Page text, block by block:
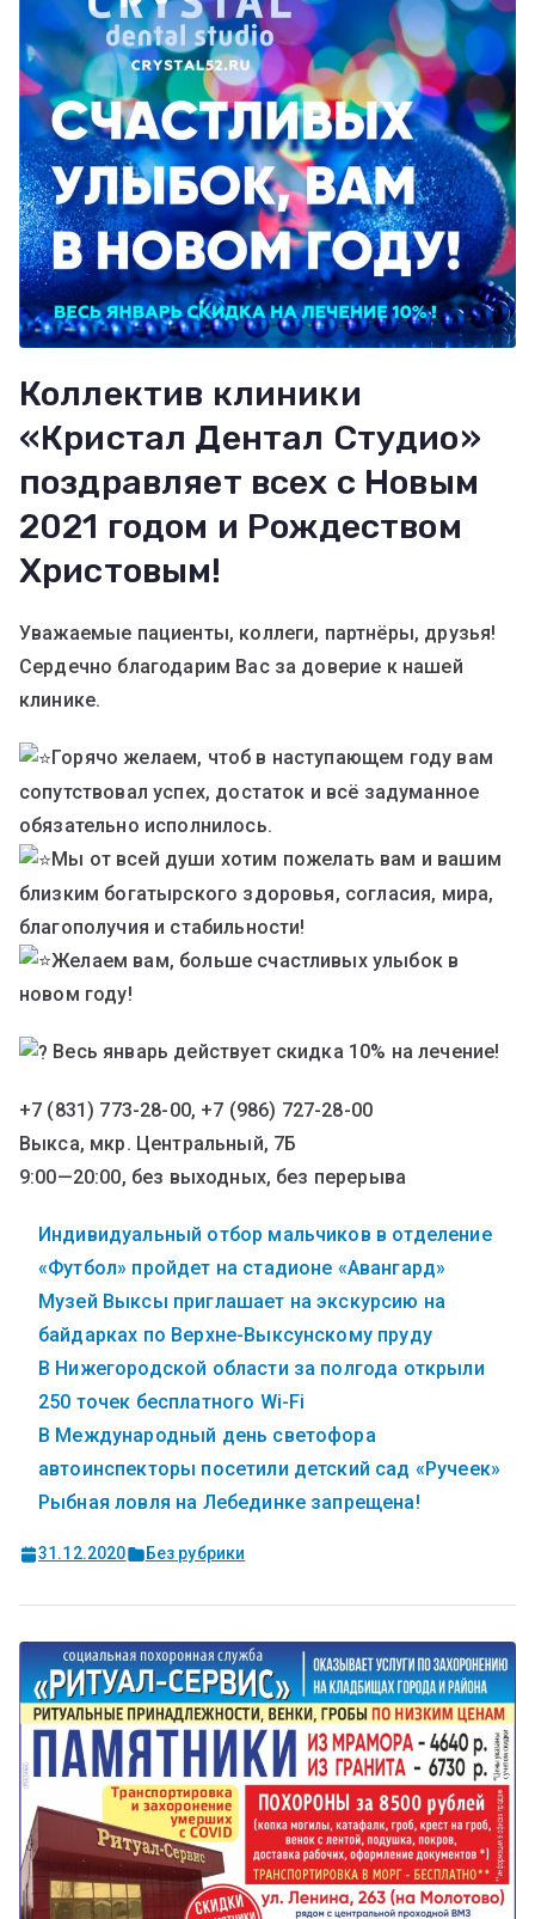
Коллектив клиники
«Кристал Дентал Студио»
поздравляет всех с Новым
2021 годом и Рождеством
Христовым!
Уважаемые пациенты, коллеги, партнёры, друзья!
Сердечно благодарим Вас за доверие к нашей
клинике.
Горячо желаем, чтоб в наступающем году вам
сопутствовал успех, достаток и всё задуманное
обязательно исполнилось.
Мы от всей души хотим пожелать вам и вашим
близким богатырского здоровья, согласия, мира,
благополучия и стабильности!
Желаем вам, больше счастливых улыбок в
новом году!
Весь январь действует скидка 10% на лечение!
+7 (831) 773-28-00, +7 (986) 727-28-00
Выкса, мкр. Центральный, 7Б
9:00—20:00, без выходных, без перерыва
Индивидуальный отбор мальчиков в отделение
«Футбол» пройдет на стадионе «Авангард»
Музей Выксы приглашает на экскурсию на
байдарках по Верхне-Выксунскому пруду
В Нижегородской области за полгода открыли
250 точек бесплатного Wi-Fi
В Международный день светофора
автоинспекторы посетили детский сад «Ручеек»
Рыбная ловля на Лебединке запрещена!
31.12.2020 Без рубрики